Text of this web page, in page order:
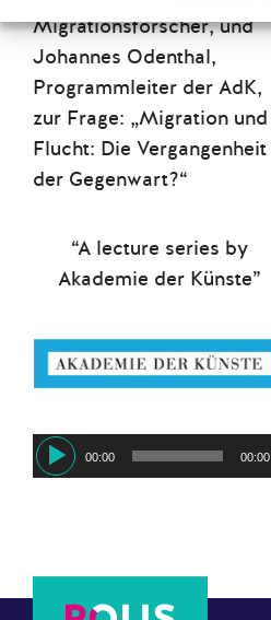
Migrationsforscher, und
Johannes Odenthal,
Programmleiter der AdK,
zur Frage: „Migration und
Flucht: Die Vergangenheit
der Gegenwart?“
“A lecture series by
Akademie der Künste”
Audio-
Player
00:00 00:00